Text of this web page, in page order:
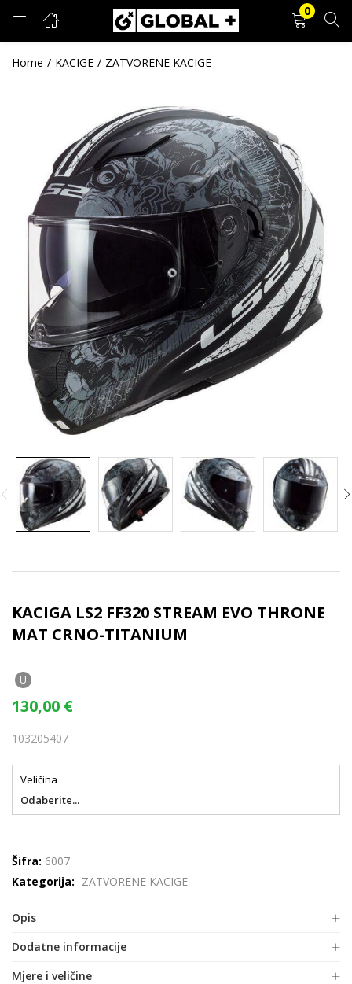
0
PRIJAVA REGISTRACIJA
Unesite svoje korisničko ime i lozinku.
Zapamti me
Prijava
Zaboravljena lozinka?
Home KACIGE ZATVORENE KACIGE
KACIGA LS2 FF320 STREAM EVO THRONE
MAT CRNO-TITANIUM
U
130,00 €
103205407
Veličina
Odaberite...
Šifra: 6007
Kategorija: ZATVORENE KACIGE
Opis
Dodatne informacije
Mjere i veličine